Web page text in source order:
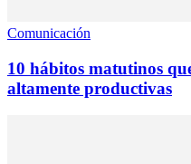
Comunicación
10 hábitos matutinos
altamente productivas